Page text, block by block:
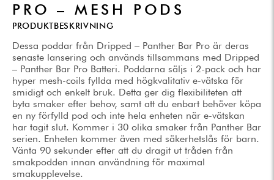
PRO – MESH PODS
PRODUKTBESKRIVNING
Dessa poddar från Dripped – Panther Bar Pro är deras
senaste lansering och används tillsammans med Dripped
– Panther Bar Pro Batteri. Poddarna säljs i 2-pack och har
hyper mesh-coils fyllda med högkvalitativ e-vätska för
smidigt och enkelt bruk. Detta ger dig flexibiliteten att
byta smaker efter behov, samt att du enbart behöver köpa
en ny förfylld pod och inte hela enheten när e-vätskan
har tagit slut. Kommer i 30 olika smaker från Panther Bar
serien. Enheten kommer även med säkerhetslås för barn.
Vänta 90 sekunder efter att du dragit ut tråden från
smakpodden innan användning för maximal
smakupplevelse.